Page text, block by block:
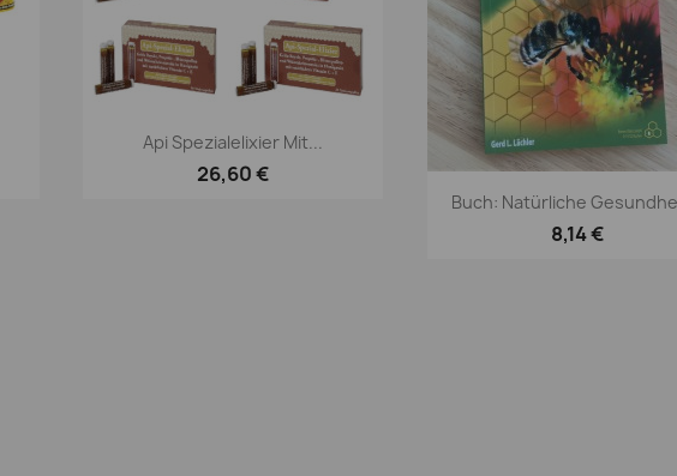
Vorschau
Api Spezialelixier Mit...
26,60 €
Vorschau
Buch: Natürliche
8,14 €